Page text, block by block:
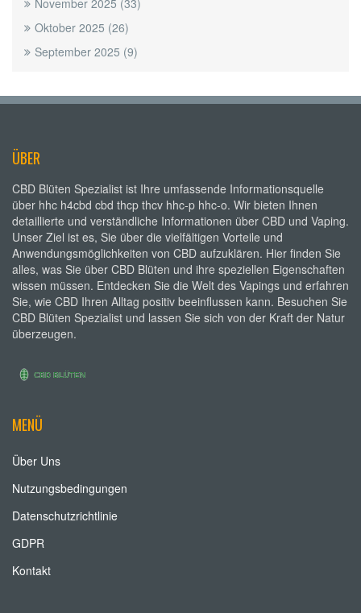
November 2025 (33)
Oktober 2025 (26)
September 2025 (9)
ÜBER
CBD Blüten Spezialist ist Ihre umfassende Informationsquelle
über hhc h4cbd cbd thcp thcv hhc-p hhc-o. Wir bieten Ihnen
detaillierte und verständliche Informationen über CBD und Vaping.
Unser Ziel ist es, Sie über die vielfältigen Vorteile und
Anwendungsmöglichkeiten von CBD aufzuklären. Hier finden Sie
alles, was Sie über CBD Blüten und ihre speziellen Eigenschaften
wissen müssen. Entdecken Sie die Welt des Vapings und erfahren
Sie, wie CBD Ihren Alltag positiv beeinflussen kann. Besuchen Sie
CBD Blüten Spezialist und lassen Sie sich von der Kraft der Natur
überzeugen.
MENÜ
Über Uns
Nutzungsbedingungen
Datenschutzrichtlinie
GDPR
Kontakt